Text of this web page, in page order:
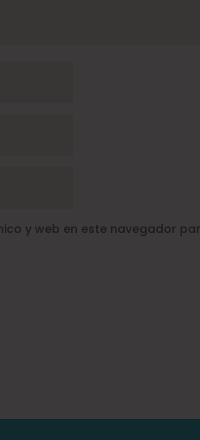
y web en este navegador